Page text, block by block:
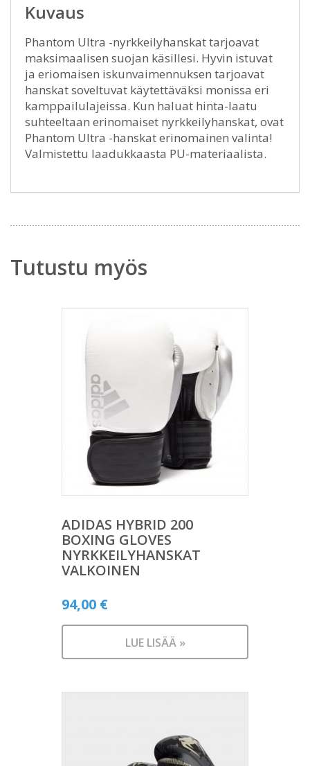
Kuvaus
Phantom Ultra -nyrkkeilyhanskat tarjoavat
maksimaalisen suojan käsillesi. Hyvin istuvat
ja eriomaisen iskunvaimennuksen tarjoavat
hanskat soveltuvat käytettäväksi monissa eri
kamppailulajeissa. Kun haluat hinta-laatu
suhteeltaan erinomaiset nyrkkeilyhanskat, ovat
Phantom Ultra -hanskat erinomainen valinta!
Valmistettu laadukkaasta PU-materiaalista.
Tutustu myös
ADIDAS HYBRID 200
BOXING GLOVES
NYRKKEILYHANSKAT
VALKOINEN
94,00 €
LUE LISÄÄ »